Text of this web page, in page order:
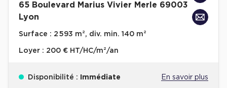
65 Boulevard Marius Vivier Merle 69003
Lyon
Surface : 2 593 m², div. min. 140 m²
Loyer : 200 € HT/HC/m²/an
Disponibilité : Immédiate En savoir plus